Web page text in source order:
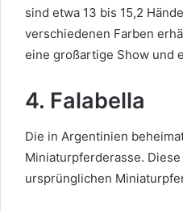
sind etwa 13 bis 15,2
verschiedenen Farben
eine großartige Show und
4. Falabella
Die in Argentinien
Miniaturpferderasse.
ursprünglichen